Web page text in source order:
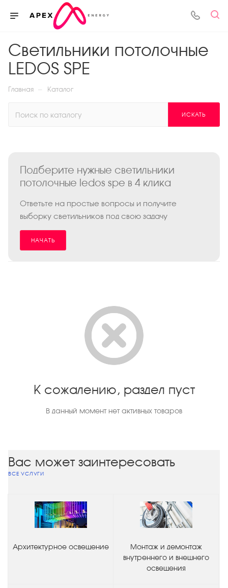
Светильники потолочные
LEDOS SPE
Главная — Каталог
ИСКАТЬ
Подберите нужные светильники
потолочные ledos spe в 4 клика
Ответьте на простые вопросы и получите
выборку светильников под свою задачу
НАЧАТЬ
К сожалению, раздел пуст
В данный момент нет активных товаров
Вас может заинтересовать
ВСЕ УСЛУГИ
Архитектурное освещение
Монтаж и демонтаж
внутреннего и внешнего
освещения